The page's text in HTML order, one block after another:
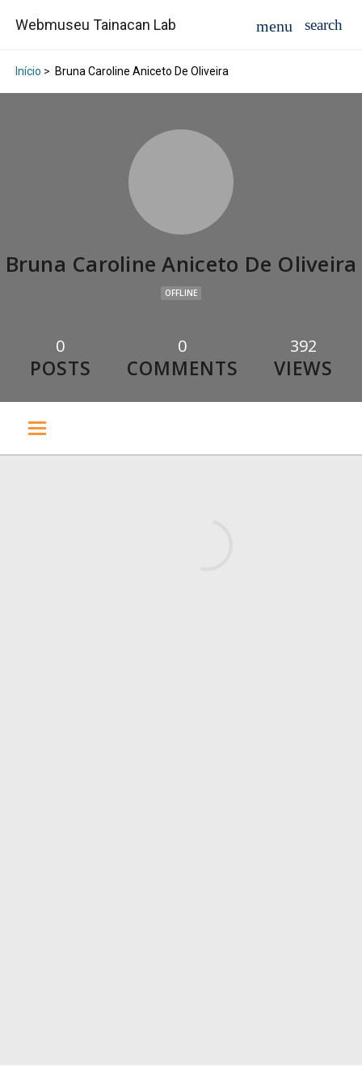
Webmuseu Tainacan Lab
Início > Bruna Caroline Aniceto De Oliveira
Bruna Caroline Aniceto De Oliveira
OFFLINE
0
POSTS
0
COMMENTS
392
VIEWS